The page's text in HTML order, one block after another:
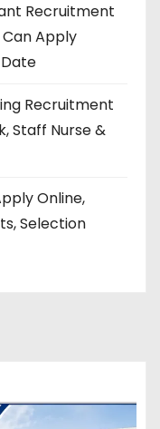
Recruitment
Can Apply
Recruitment
Staff Nurse &
Online,
Selection